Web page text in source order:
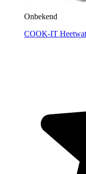
Onbekend
COOK-IT